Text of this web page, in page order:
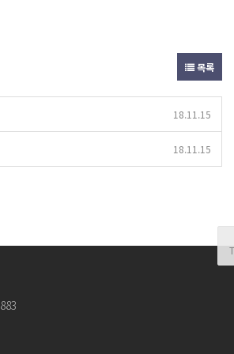
목록
18.11.15
18.11.15